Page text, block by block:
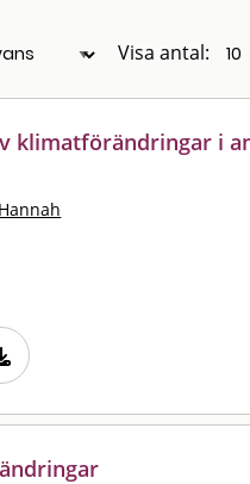
Visa antal:
klimatförändringar i